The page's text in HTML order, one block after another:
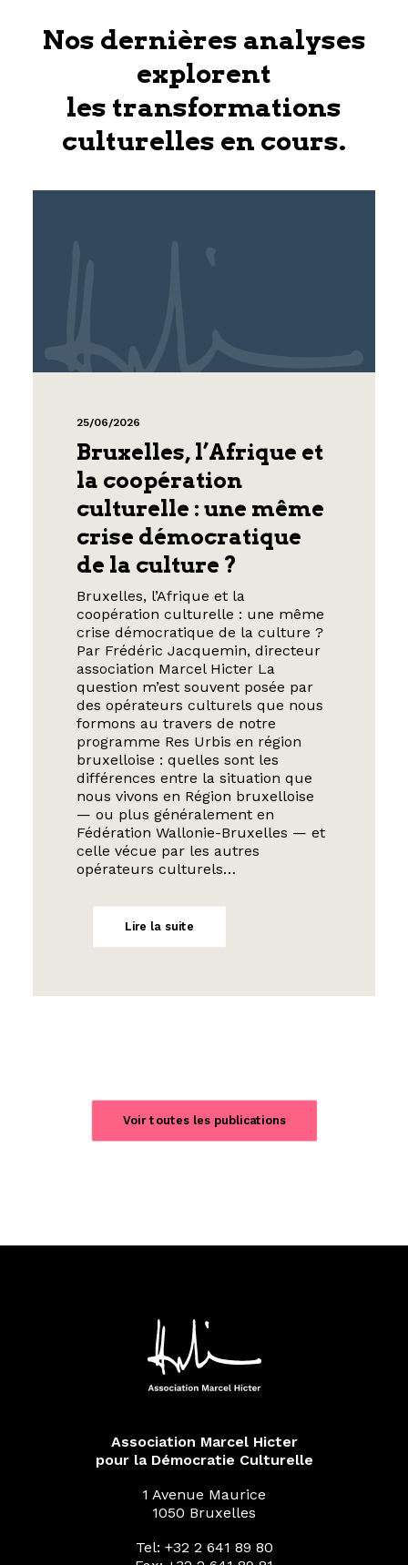
Nos dernières analyses
explorent
les transformations
culturelles en cours.
25/06/2026
Bruxelles, l’Afrique et
la coopération
culturelle : une même
crise démocratique
de la culture ?
Bruxelles, l’Afrique et la
coopération culturelle : une même
crise démocratique de la culture ?
Par Frédéric Jacquemin, directeur
association Marcel Hicter La
question m’est souvent posée par
des opérateurs culturels que nous
formons au travers de notre
programme Res Urbis en région
bruxelloise : quelles sont les
différences entre la situation que
nous vivons en Région bruxelloise
— ou plus généralement en
Fédération Wallonie-Bruxelles — et
celle vécue par les autres
opérateurs culturels…
Lire la suite
Voir toutes les publications
Association Marcel Hicter
pour la Démocratie Culturelle
1 Avenue Maurice
1050 Bruxelles
Tel: +32 2 641 89 80